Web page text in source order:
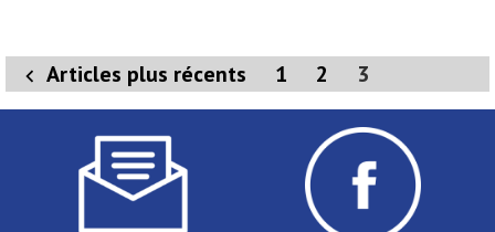
Modélisation
3D »
Pagination
des
publications
Articles plus récents 1 2 3